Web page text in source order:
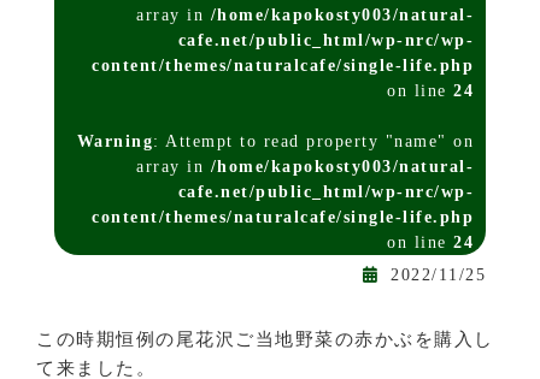
array in /home/kapokosty003/natural-
cafe.net/public_html/wp-nrc/wp-
content/themes/naturalcafe/single-life.php
on line 24
Warning: Attempt to read property "name" on
array in /home/kapokosty003/natural-
cafe.net/public_html/wp-nrc/wp-
content/themes/naturalcafe/single-life.php
on line 24
2022/11/25
この時期恒例の尾花沢ご当地野菜の赤かぶを購入し
て来ました。